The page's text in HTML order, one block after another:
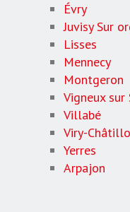
Évry
Juvisy Sur
Lisses
Mennecy
Montgeron
Vigneux sur
Villabé
Viry-
Yerres
Arpajon